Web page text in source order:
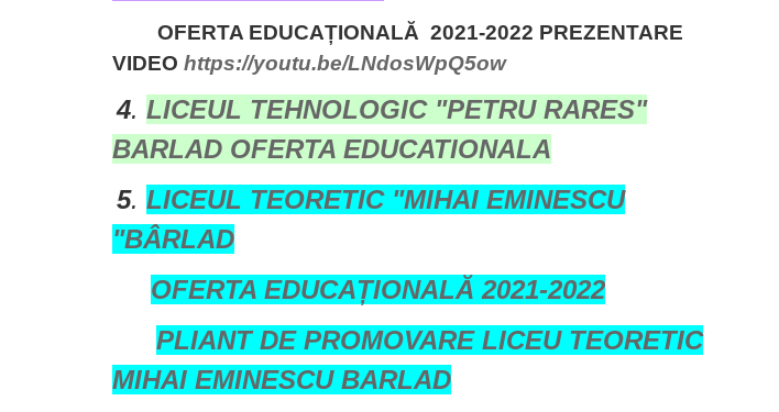
OFERTA EDUCAȚIONALĂ 2021-2022 PREZENTARE
VIDEO https://youtu.be/LNdosWpQ5ow
4. LICEUL TEHNOLOGIC "PETRU RARES"
BARLAD OFERTA EDUCATIONALA
5. LICEUL TEORETIC "MIHAI EMINESCU
"BÂRLAD
OFERTA EDUCAȚIONALĂ 2021-2022
PLIANT DE PROMOVARE LICEU TEORETIC
MIHAI EMINESCU BARLAD